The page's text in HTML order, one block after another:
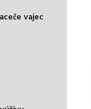
vajec